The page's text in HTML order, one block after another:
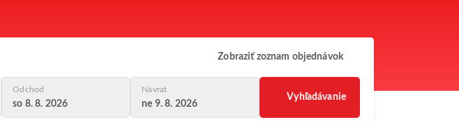
Zobraziť zoznam objednávok
Odchod
so 8. 8. 2026
Návrat
ne 9. 8. 2026
Vyhľadávanie